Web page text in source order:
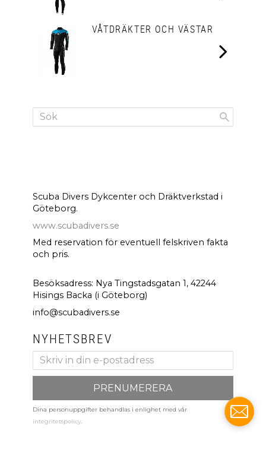
VÅTDRÄKTER OCH VÄSTAR
Scuba Divers Dykcenter och Dräktverkstad i
Göteborg.
www.scubadivers.se
Med reservation för eventuell felskriven fakta
och pris.
Besöksadress: Nya Tingstadsgatan 1, 42244
Hisings Backa (i Göteborg)
info@scubadivers.se
NYHETSBREV
PRENUMERERA
Dina personuppgifter behandlas i enlighet med vår
integritetspolicy.